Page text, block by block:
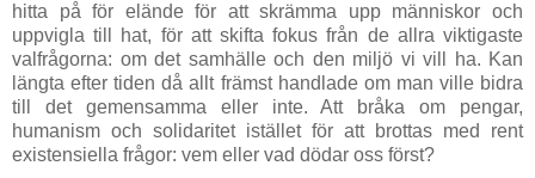
hitta på för elände för att skrämma upp människor och
uppvigla till hat, för att skifta fokus från de allra viktigaste
valfrågorna: om det samhälle och den miljö vi vill ha. Kan
längta efter tiden då allt främst handlade om man ville bidra
till det gemensamma eller inte. Att bråka om pengar,
humanism och solidaritet istället för att brottas med rent
existensiella frågor: vem eller vad dödar oss först?